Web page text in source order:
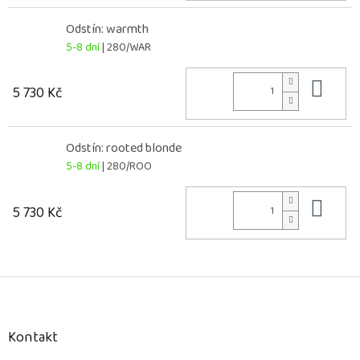
Odstín: warmth
5-8 dní| 280/WAR
5 730 Kč
Odstín: rooted blonde
5-8 dní| 280/ROO
5 730 Kč
Z
Kontakt